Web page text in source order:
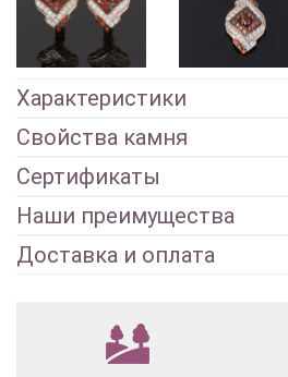
Характеристики
Свойства камня
Сертификаты
Наши преимущества
Доставка и оплата